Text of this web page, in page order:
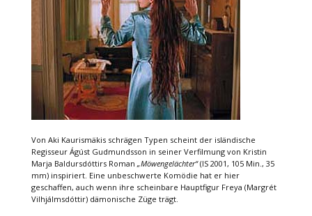
Von Aki Kaurismäkis schrägen Typen scheint der isländische
Regisseur Ágúst Gudmundsson in seiner Verfilmung von Kristin
Marja Baldursdóttirs Roman „Möwengelächter“(IS 2001, 105 Min., 35
mm) inspiriert. Eine unbeschwerte Komödie hat er hier
geschaffen, auch wenn ihre scheinbare Hauptfigur Freya (Margrét
Vilhjálmsdóttir) dämonische Züge trägt.